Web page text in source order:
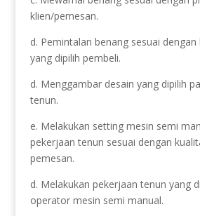
klien/pemesan.
d. Pemintalan benang sesuai
yang dipilih pembeli.
d. Menggambar desain yang dipilih
tenun.
e. Melakukan setting mesin semi
pekerjaan tenun sesuai dengan
pemesan.
d. Melakukan pekerjaan tenun yang
operator mesin semi manual.